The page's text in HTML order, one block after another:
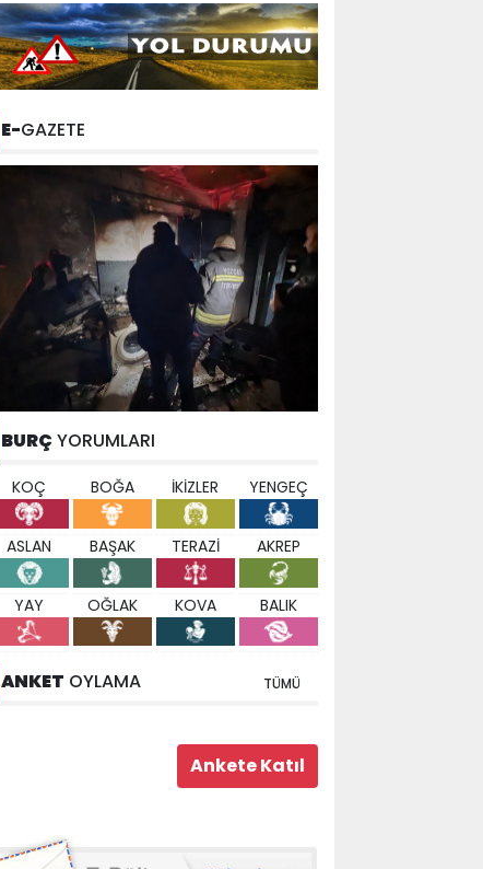
E-GAZETE
BURÇ YORUMLARI
KOÇ BOĞA İKİZLER YENGEÇ
ASLAN BAŞAK TERAZİ AKREP
YAY OĞLAK KOVA BALIK
ANKET OYLAMA TÜMÜ